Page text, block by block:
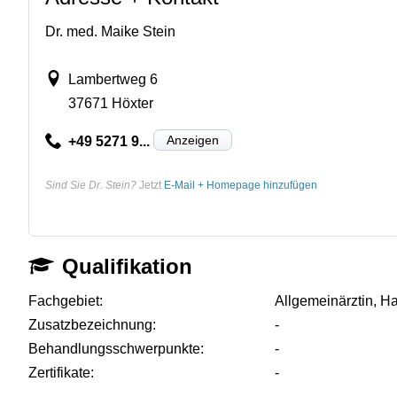
Dr. med. Maike Stein
Lambertweg 6
37671 Höxter
+49 5271 9... Anzeigen
Sind Sie Dr. Stein? Jetzt E-Mail + Homepage hinzufügen
Qualifikation
Fachgebiet:
Allgemeinärztin,
Zusatzbezeichnung:
-
Behandlungsschwerpunkte:
-
Zertifikate:
-